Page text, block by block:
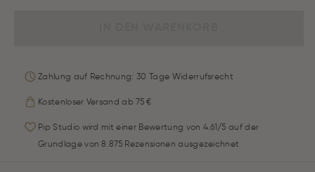
Zahlung auf Rechnung: 30 Tage Widerrufsrecht
Kostenloser Versand ab 75 €
Pip Studio wird mit einer Bewertung von 4.61/5 auf der
Grundlage von 8.875 Rezensionen ausgezeichnet